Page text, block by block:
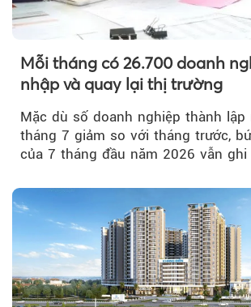
Mỗi tháng có 26.700 doanh
nhập và quay lại thị trường
Mặc dù số doanh nghiệp thành lập
tháng 7 giảm so với tháng trước,
của 7 tháng đầu năm 2026 vẫn